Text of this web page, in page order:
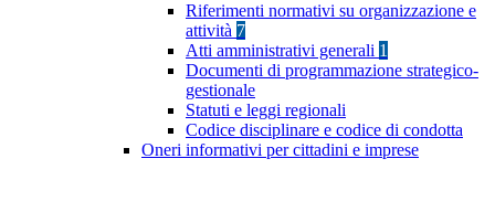
Riferimenti normativi su organizzazione e
attività 7
Atti amministrativi generali 1
Documenti di programmazione strategico-
gestionale
Statuti e leggi regionali
Codice disciplinare e codice di condotta
Oneri informativi per cittadini e imprese